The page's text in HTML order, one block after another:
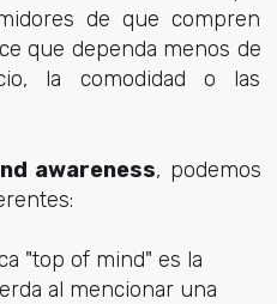
de que compren
que dependa menos de
la comodidad o las
awareness, podemos
"top of mind" es la
al mencionar una